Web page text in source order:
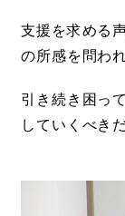
支援を求める
の所感を問われ
引き続き困っ
していくべき